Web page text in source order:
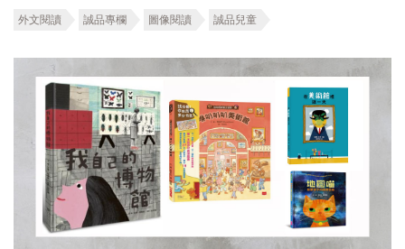
外文閱讀 誠品專欄 圖像閱讀 誠品兒童